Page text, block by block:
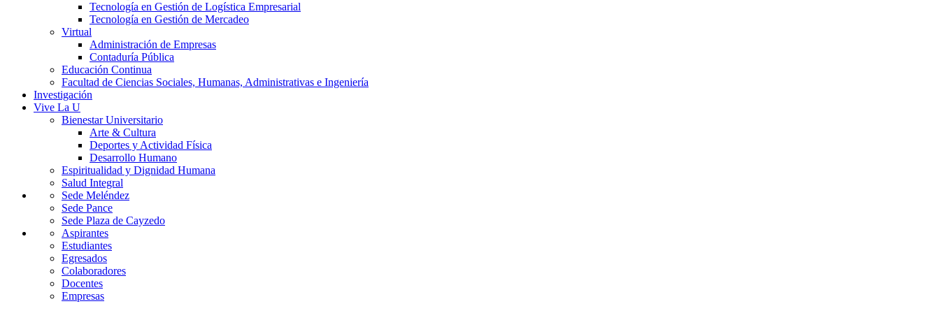
Tecnología en Gestión de Logística Empresarial
Tecnología en Gestión de Mercadeo
Virtual
Administración de Empresas
Contaduría Pública
Educación Continua
Facultad de Ciencias Sociales, Humanas, Administrativas e Ingeniería
Investigación
Vive La U
Bienestar Universitario
Arte & Cultura
Deportes y Actividad Física
Desarrollo Humano
Espiritualidad y Dignidad Humana
Salud Integral
Sede Meléndez
Sede Pance
Sede Plaza de Cayzedo
Aspirantes
Estudiantes
Egresados
Colaboradores
Docentes
Empresas